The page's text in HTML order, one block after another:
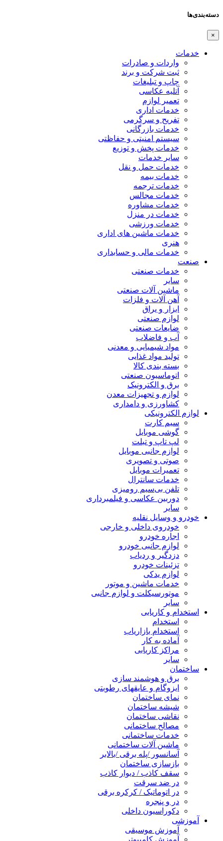
دسته‌بندی‌ها
×
خدمات
واردات و صادرات
ثبت شرکت و برند
چاپ و تبلیغات
آتلیه عکاسی
تعمیر لوازم
خدمات اداری
تفریح و سرگرمی
خدمات بازرگانی
سیستم امنیتی و حفاظتی
خدمات پخش و توزیع
سایر خدمات
خدمات حمل و نقل
خدمات بیمه
خدمات ترجمه
خدمات مجالس
خدمات مشاوره
خدمات در منزل
خدمات ورزشی
خدمات ماشین های اداری
هنری
خدمات مالی و حسابداری
صنعت
خدمات صنعتی
سایر
ماشین آلات صنعتی
آهن آلات و فلزات
ابزار و یراق
لوازم صنعتی
ضایعات صنعتی
آب و فاضلاب
مواد شیمیایی و معدنی
تولید مواد غذایی
بسته بندی کالا
اتوماسیون صنعتی
برق و الکترونیک
لوازم و تجهیزات معدن
کشاورزی و دامداری
لوازم الکترونیکی
سیم کارت
گوشی موبایل
لپ تاپ و تبلت
لوازم جانبی موبایل
صوتی و تصویری
تعمیرات موبایل
خدمات سانترال
تلفن بی‌سیم رومیزی
دوربین عکاسی و فیلمبرداری
سایر
خودرو و وسایل نقلیه
خودروی داخلی و خارجی
اجاره خودرو
لوازم جانبی خودرو
دزدگیر و ردیاب
تزئینات خودرو
لوازم یدکی
خدمات ماشین و موتور
موتورسیکلت و لوازم جانبی
سایر
استخدام و کاریابی
استخدام
استخدام بازاریاب
آماده به کار
مراکز کاریابی
سایر
ساختمان
برق و هوشمند سازی
ایزوگام و عایقهای رطوبتی
نمای ساختمان
شیشه ساختمان
نقاشی ساختمان
مصالح ساختمانی
خدمات ساختمانی
ماشین آلات ساختمانی
آسانسور /پله برقی /بالابر
بازسازی ساختمان
سقف کاذب / دیوار کاذب
در ضد سرقت
در اتوماتیک / کرکره برقی
در و پنجره
دکوراسیون داخلی
آموزشی
آموزش موسیقی